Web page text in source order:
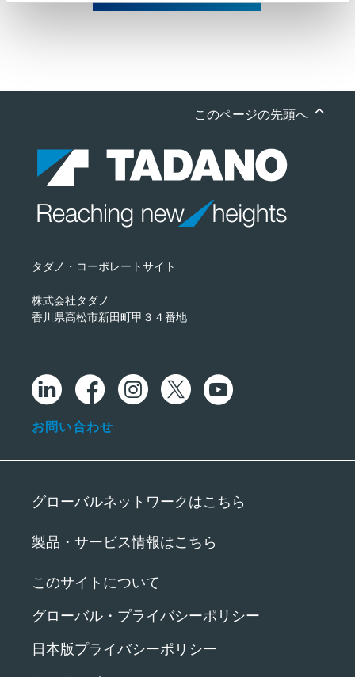
このページの先頭へ
タダノ・コーポレートサイト
株式会社タダノ
香川県高松市新田町甲３４番地
お問い合わせ
グローバルネットワークはこちら
製品・サービス情報はこちら
このサイトについて
グローバル・プライバシーポリシー
日本版プライバシーポリシー